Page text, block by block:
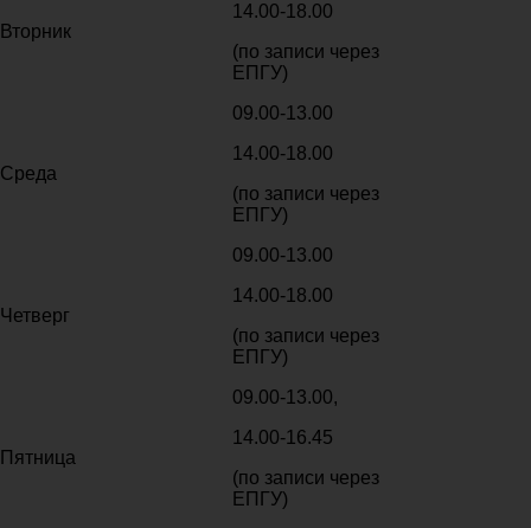
Вторник
14.00-18.00
(по записи через
ЕПГУ)
Среда
09.00-13.00
14.00-18.00
(по записи через
ЕПГУ)
Четверг
09.00-13.00
14.00-18.00
(по записи через
ЕПГУ)
Пятница
09.00-13.00,
14.00-16.45
(по записи через
ЕПГУ)